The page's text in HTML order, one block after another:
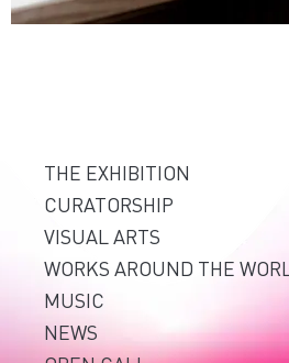
THE EXHIBITION
CURATORSHIP
VISUAL ARTS
WORKS AROUND THE
MUSIC
NEWS